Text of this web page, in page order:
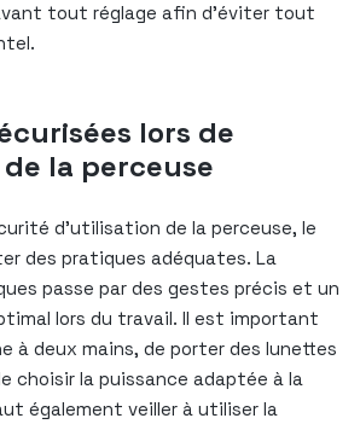
tout réglage afin d’éviter tout
lors de
la perceuse
d’utilisation de la perceuse, le
des pratiques adéquates. La
passe par des gestes précis et un
lors du travail. Il est important
à deux mains, de porter des lunettes
choisir la puissance adaptée à la
également veiller à utiliser la